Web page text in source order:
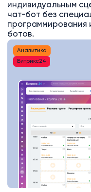
индивидуальным
чат-бот без
программирования
ботов.
Аналитика
Битрикс24